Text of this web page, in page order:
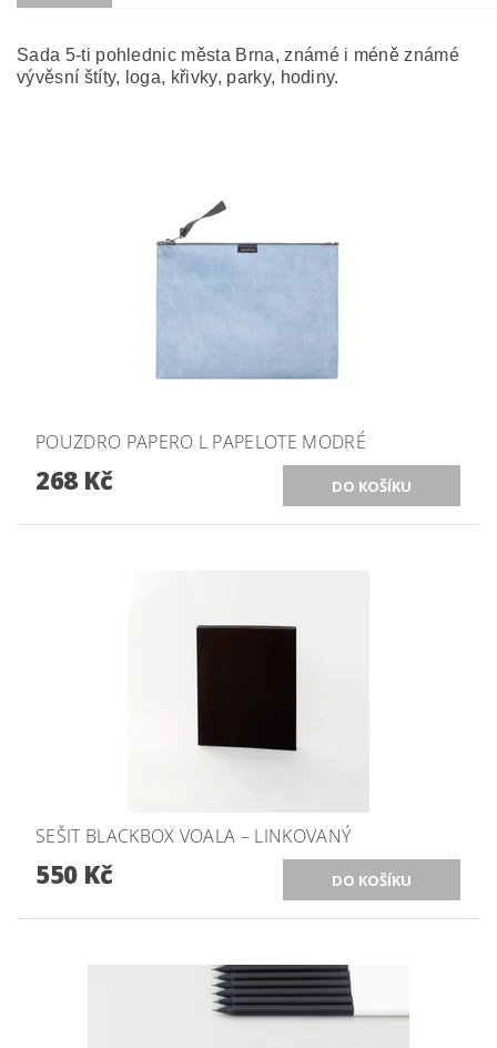
Sada 5-ti pohlednic města Brna, známé i méně známé
vývěsní štíty, loga, křivky, parky, hodiny.
POUZDRO PAPERO L PAPELOTE MODRÉ
268 Kč
SEŠIT BLACKBOX VOALA – LINKOVANÝ
550 Kč